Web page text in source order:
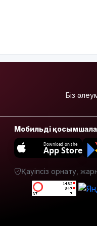
қолдады
8 тамызға
ауа райы
болжамы
Біз
Мобильді
Download on the
App Store
Қауіпсіз орнату,